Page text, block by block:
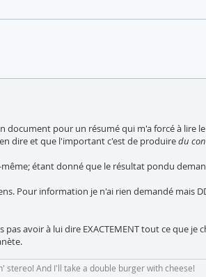
document pour un résumé qui m'a forcé à lire
dire et que l'important c'est de produiredu
étant donné que le résultat pondu
Pour information je n'ai rien demandé mais
avoir à lui dire EXACTEMENT tout ce que je
stereo! And I'll take a double burger with cheese!